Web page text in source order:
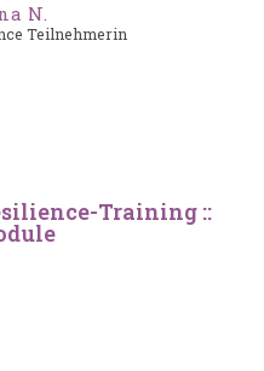
N.
Teilnehmerin
Training ::